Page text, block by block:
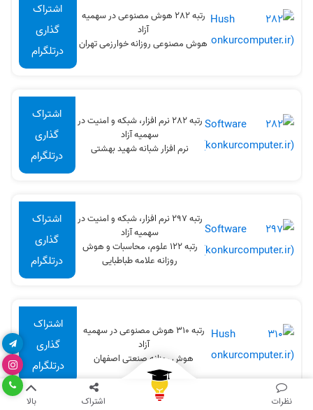
نظرات اشتراک بالا
رتبه 282 هوش مصنوعی در سهميه
آزاد
هوش مصنوعی روزانه خوارزمی تهران
اشتراک
گذاری
درتلگرام
رتبه 282 نرم افزار، شبکه و امنیت در
سهميه آزاد
نرم افزار شبانه شهید بهشتی
اشتراک
گذاری
درتلگرام
رتبه 297 نرم افزار، شبکه و امنیت در
سهميه آزاد
رتبه 122 علوم، محاسبات و هوش
روزانه علامه طباطبایی
اشتراک
گذاری
درتلگرام
رتبه 310 هوش مصنوعی در سهميه
آزاد
هوش روزانه صنعتی اصفهان
اشتراک
گذاری
درتلگرام